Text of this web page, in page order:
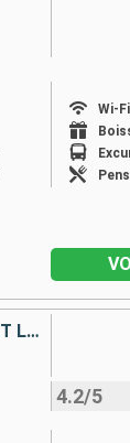
Wi-
DE COPENHAGUE À BERLIN : LA HAVEL, L'ODER ET LA MER BALTIQUE
4.2/5